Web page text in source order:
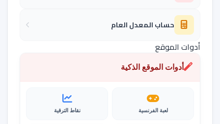
حساب المعدل العام
أدوات الموقع
أدوات الموقع الذكية
لعبة الفرنسية نقاط الترقية